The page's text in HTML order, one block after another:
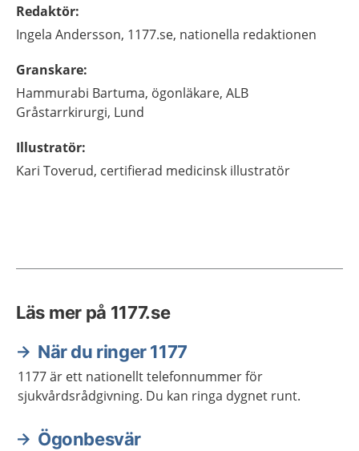
Redaktör:
Ingela Andersson, 1177.se, nationella redaktionen
Granskare:
Hammurabi Bartuma, ögonläkare, ALB
Gråstarrkirurgi, Lund
Illustratör:
Kari Toverud, certifierad medicinsk illustratör
Läs mer på 1177.se
När du ringer 1177
1177 är ett nationellt telefonnummer för
sjukvårdsrådgivning. Du kan ringa dygnet runt.
Ögonbesvär